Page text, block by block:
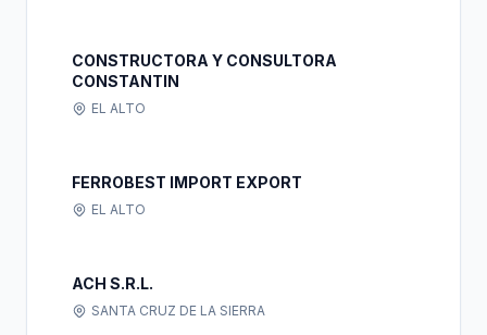
CONSTRUCTORA Y CONSULTORA
CONSTANTIN
EL ALTO
FERROBEST IMPORT EXPORT
EL ALTO
ACH S.R.L.
SANTA CRUZ DE LA SIERRA